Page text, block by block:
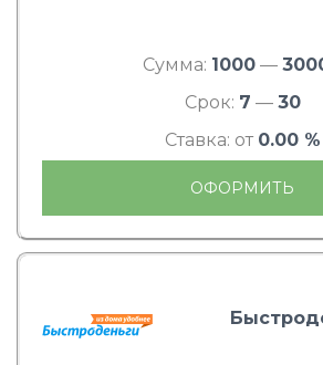
Сумма: 1000 —
Срок: 7 — 30
Ставка: от 0.00 %
ОФОРМИТЬ